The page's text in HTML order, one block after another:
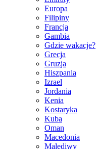
Europa
Filipiny
Francja
Gambia
Gdzie wakacje?
Grecja
Gruzja
Hiszpania
Izrael
Jordania
Kenia
Kostaryka
Kuba
Oman
Macedonia
Malediwy